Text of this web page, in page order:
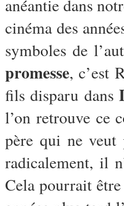
anéantie dans
cinéma des
symboles de
promesse, c’est
fils disparu dans
l’on retrouve ce
père qui ne veut
radicalement, il
Cela pourrait